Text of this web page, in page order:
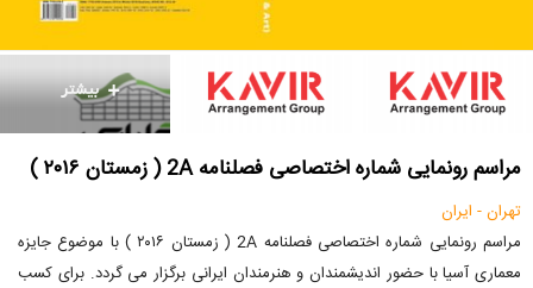
مراسم رونمایی شماره اختصاصی فصلنامه 2A ( زمستان ۲۰۱۶ )
تهران - ایران
مراسم رونمایی شماره اختصاصی فصلنامه 2A ( زمستان ۲۰۱۶ ) با موضوع جایزه
معماری آسیا با حضور اندیشمندان و هنرمندان ایرانی برگزار می گردد. برای کسب